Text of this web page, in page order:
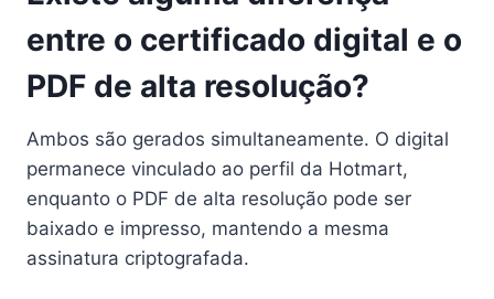
entre o certificado digital e o
PDF de alta resolução?
Ambos são gerados simultaneamente. O digital
permanece vinculado ao perfil da Hotmart,
enquanto o PDF de alta resolução pode ser
baixado e impresso, mantendo a mesma
assinatura criptografada.